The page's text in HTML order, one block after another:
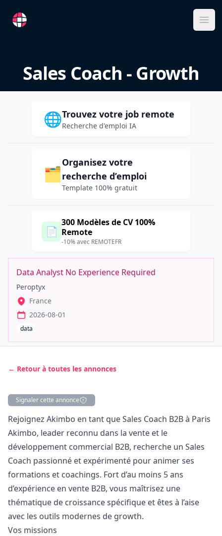
RemoteFR
Sales Coach - Growth
🌐Trouvez votre job remote
Recherche d'emploi IA
🗂️
Organisez votre
recherche d’emploi
Template 100% gratuit
📄
300 Modèles de CV 100%
Remote
-10% avec REMOTEFR
Data Analyst No Experience Required
Peroptyx
France
2026-08-01
data
← Retour à toutes les annonces
Signaler cette annonce
Description
Rejoignez Akimbo en tant que Sales Coach B2B à Paris
Akimbo, leader reconnu dans la vente et le
développement commercial B2B, recherche un Sales
Coach passionné et expérimenté pour animer ses
formations et coachings. Fort d’au moins 5 ans
d’expérience en vente B2B, vous maîtrisez une
thématique de croissance spécifique et êtes à l’aise
avec les outils modernes de growth.
Vos missions